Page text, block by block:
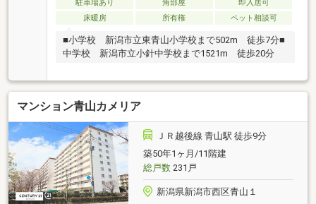
駐車場あり 角部屋
即入居可
床暖房
所有権 ペット相談可
■小学校 新潟市立東青山小学校まで502m 徒歩7分■
中学校 新潟市立小針中学校まで1521m 徒歩20分
マンション青山カメリア
ＪＲ越後線 青山駅 徒歩9分
築50年1ヶ月/11階建
総戸数231戸
新潟県新潟市西区青山１